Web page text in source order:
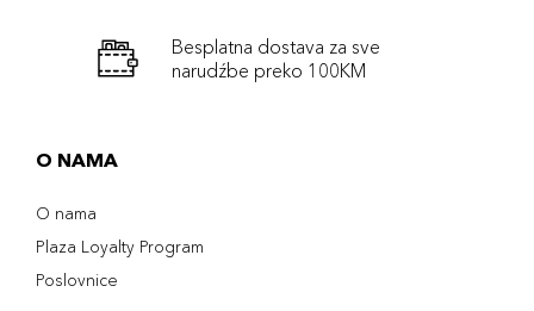
Besplatna dostava za sve
narudźbe preko 100KM
O NAMA
O nama
Plaza Loyalty Program
Poslovnice